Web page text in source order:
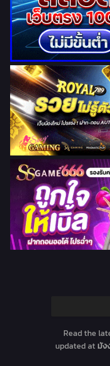
Read the
updated at มัง